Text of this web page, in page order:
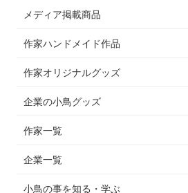
メディア掲載商品
作家ハンドメイド作品
作家オリジナルグッズ
企業の小鳥グッズ
作家一覧
企業一覧
小鳥の事を知る・学ぶ